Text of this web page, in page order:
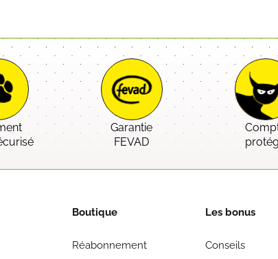
Garantie
FEVAD
Boutique
Réabonnement
Les bonus
Conseils